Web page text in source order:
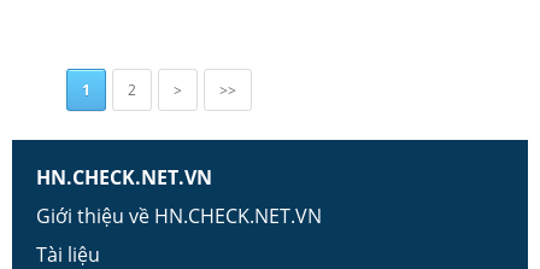
1 2 > >>
HN.CHECK.NET.VN
Giới thiệu về HN.CHECK.NET.VN
Tài liệu